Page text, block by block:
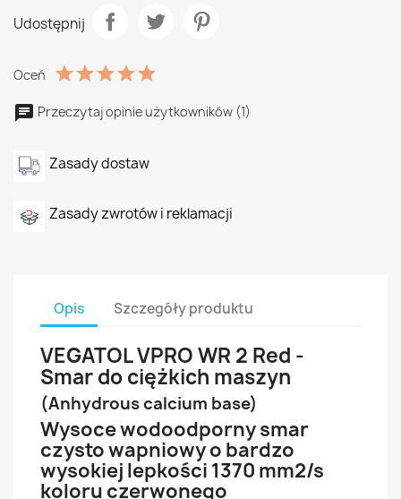
Udostępnij
Oceń
Przeczytaj opinie użytkowników (1)
Zasady dostaw
Zasady zwrotów i reklamacji
Opis Szczegóły produktu
VEGATOL VPRO WR 2 Red -
Smar do ciężkich maszyn
(Anhydrous calcium base)
Wysoce wodoodporny smar
czysto wapniowy o bardzo
wysokiej lepkości 1370 mm2/s
koloru czerwonego